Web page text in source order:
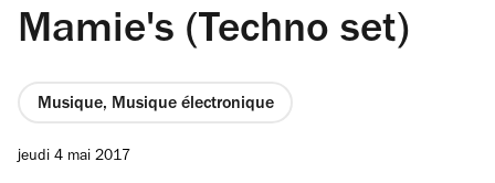
Mamie's (Techno set)
Musique, Musique électronique
jeudi 4 mai 2017